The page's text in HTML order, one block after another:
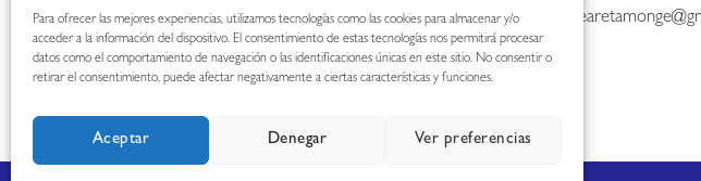
Para ofrecer las mejores experiencias, utilizamos tecnologías como las cookies para almacenar y/o
acceder a la información del dispositivo. El consentimiento de estas tecnologías nos permitirá procesar
datos como el comportamiento de navegación o las identificaciones únicas en este sitio. No consentir o
retirar el consentimiento, puede afectar negativamente a ciertas características y funciones.
Aceptar Denegar Ver preferencias